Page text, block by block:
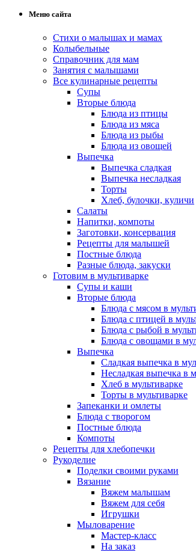
Меню сайта
Стихи о малышах и мамах
Колыбельные
Справочник для мам
Занятия с малышами
Все кулинарные рецепты
Супы
Вторые блюда
Блюда из птицы
Блюда из мяса
Блюда из рыбы
Блюда из овощей
Выпечка
Выпечка сладкая
Выпечка несладкая
Торты
Хлеб, булочки, куличи
Салаты
Напитки, компоты
Заготовки, консервация
Рецепты для малышей
Постные блюда
Разные блюда, закуски
Готовим в мультиварке
Супы и каши
Вторые блюда
Блюда с мясом в
Блюда с птицей в
Блюда с рыбой в
Блюда с овощами в
Выпечка
Сладкая выпечка в
Несладкая выпечка в
Хлеб в мультиварке
Торты в мультиварке
Запеканки и омлеты
Блюда с творогом
Постные блюда
Компоты
Рецепты для хлебопечки
Рукоделие
Поделки своими руками
Вязание
Вяжем малышам
Вяжем для себя
Игрушки
Мыловарение
Мастер-класс
На заказ